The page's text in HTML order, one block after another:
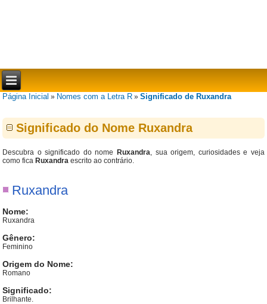
Página Inicial » Nomes com a Letra R »Significado de Ruxandra
Significado do Nome Ruxandra
Descubra o significado do nome Ruxandra, sua origem, curiosidades e veja
como fica Ruxandra escrito ao contrário.
Ruxandra
Nome:
Ruxandra
Gênero:
Feminino
Origem do Nome:
Romano
Significado:
Brilhante.